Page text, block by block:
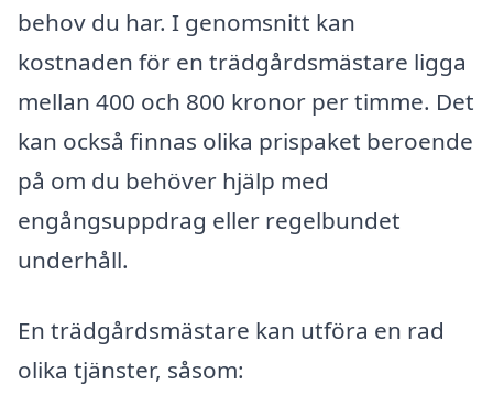
behov du har. I genomsnitt kan
kostnaden för en trädgårdsmästare ligga
mellan 400 och 800 kronor per timme. Det
kan också finnas olika prispaket beroende
på om du behöver hjälp med
engångsuppdrag eller regelbundet
underhåll.
En trädgårdsmästare kan utföra en rad
olika tjänster, såsom: